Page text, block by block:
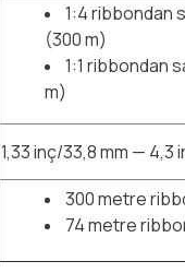
1:4 ribbondan
(300 m)
1:1 ribbondan
m)
1,33 inç/33,8 mm — 4,3
300 metre
74 metre